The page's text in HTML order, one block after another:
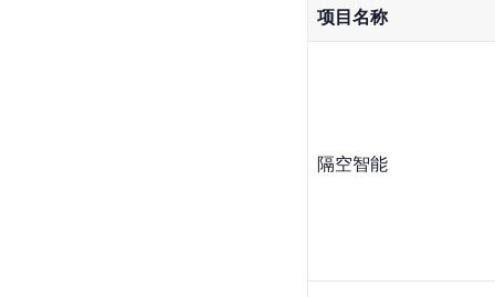
项目名称
隔空智能